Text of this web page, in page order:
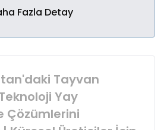
Fazla Detay
Tayvan
Yay
Çözümlerini